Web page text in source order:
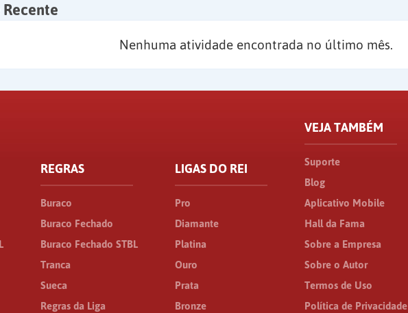
Nenhuma atividade encontrada no último mês.
REGRAS
Buraco
Buraco Fechado
Buraco Fechado STBL
Tranca
Sueca
Regras da Liga
LIGAS DO REI
Pro
Diamante
Platina
Ouro
Prata
Bronze
VEJA TAMBÉM
Suporte
Blog
Aplicativo Mobile
Hall da Fama
Sobre a Empresa
Sobre o Autor
Termos de Uso
Política de Privacidade